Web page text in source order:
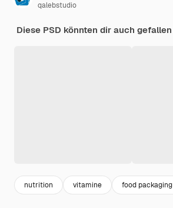
qalebstudio
Diese PSD könnten dir auch gefallen
nutrition vitamine food packaging